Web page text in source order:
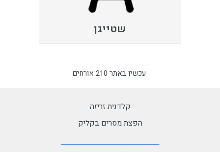
שטייגן
עכשיו באתר 210 אורחים
קלדנית זריזה
הפצת מסרים בקליק